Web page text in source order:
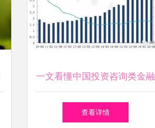
一文看懂中国投资咨询类金融
牌照
查看详情